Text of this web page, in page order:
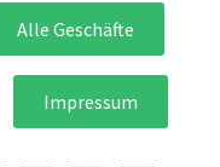
Alle Geschäfte
Impressum